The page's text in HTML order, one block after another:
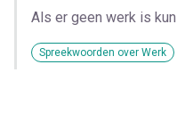
Als er geen werk is
Spreekwoorden over Werk